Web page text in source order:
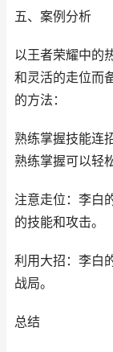
五、案例分析
以王者荣耀中的
和灵活的走位而
的方法：
熟练掌握技能连
熟练掌握可以轻
注意走位：李白
的技能和攻击。
利用大招：李白
战局。
总结